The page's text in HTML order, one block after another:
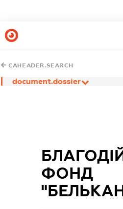
CAHEADER.SEARCH
document.dossier
ФОНД